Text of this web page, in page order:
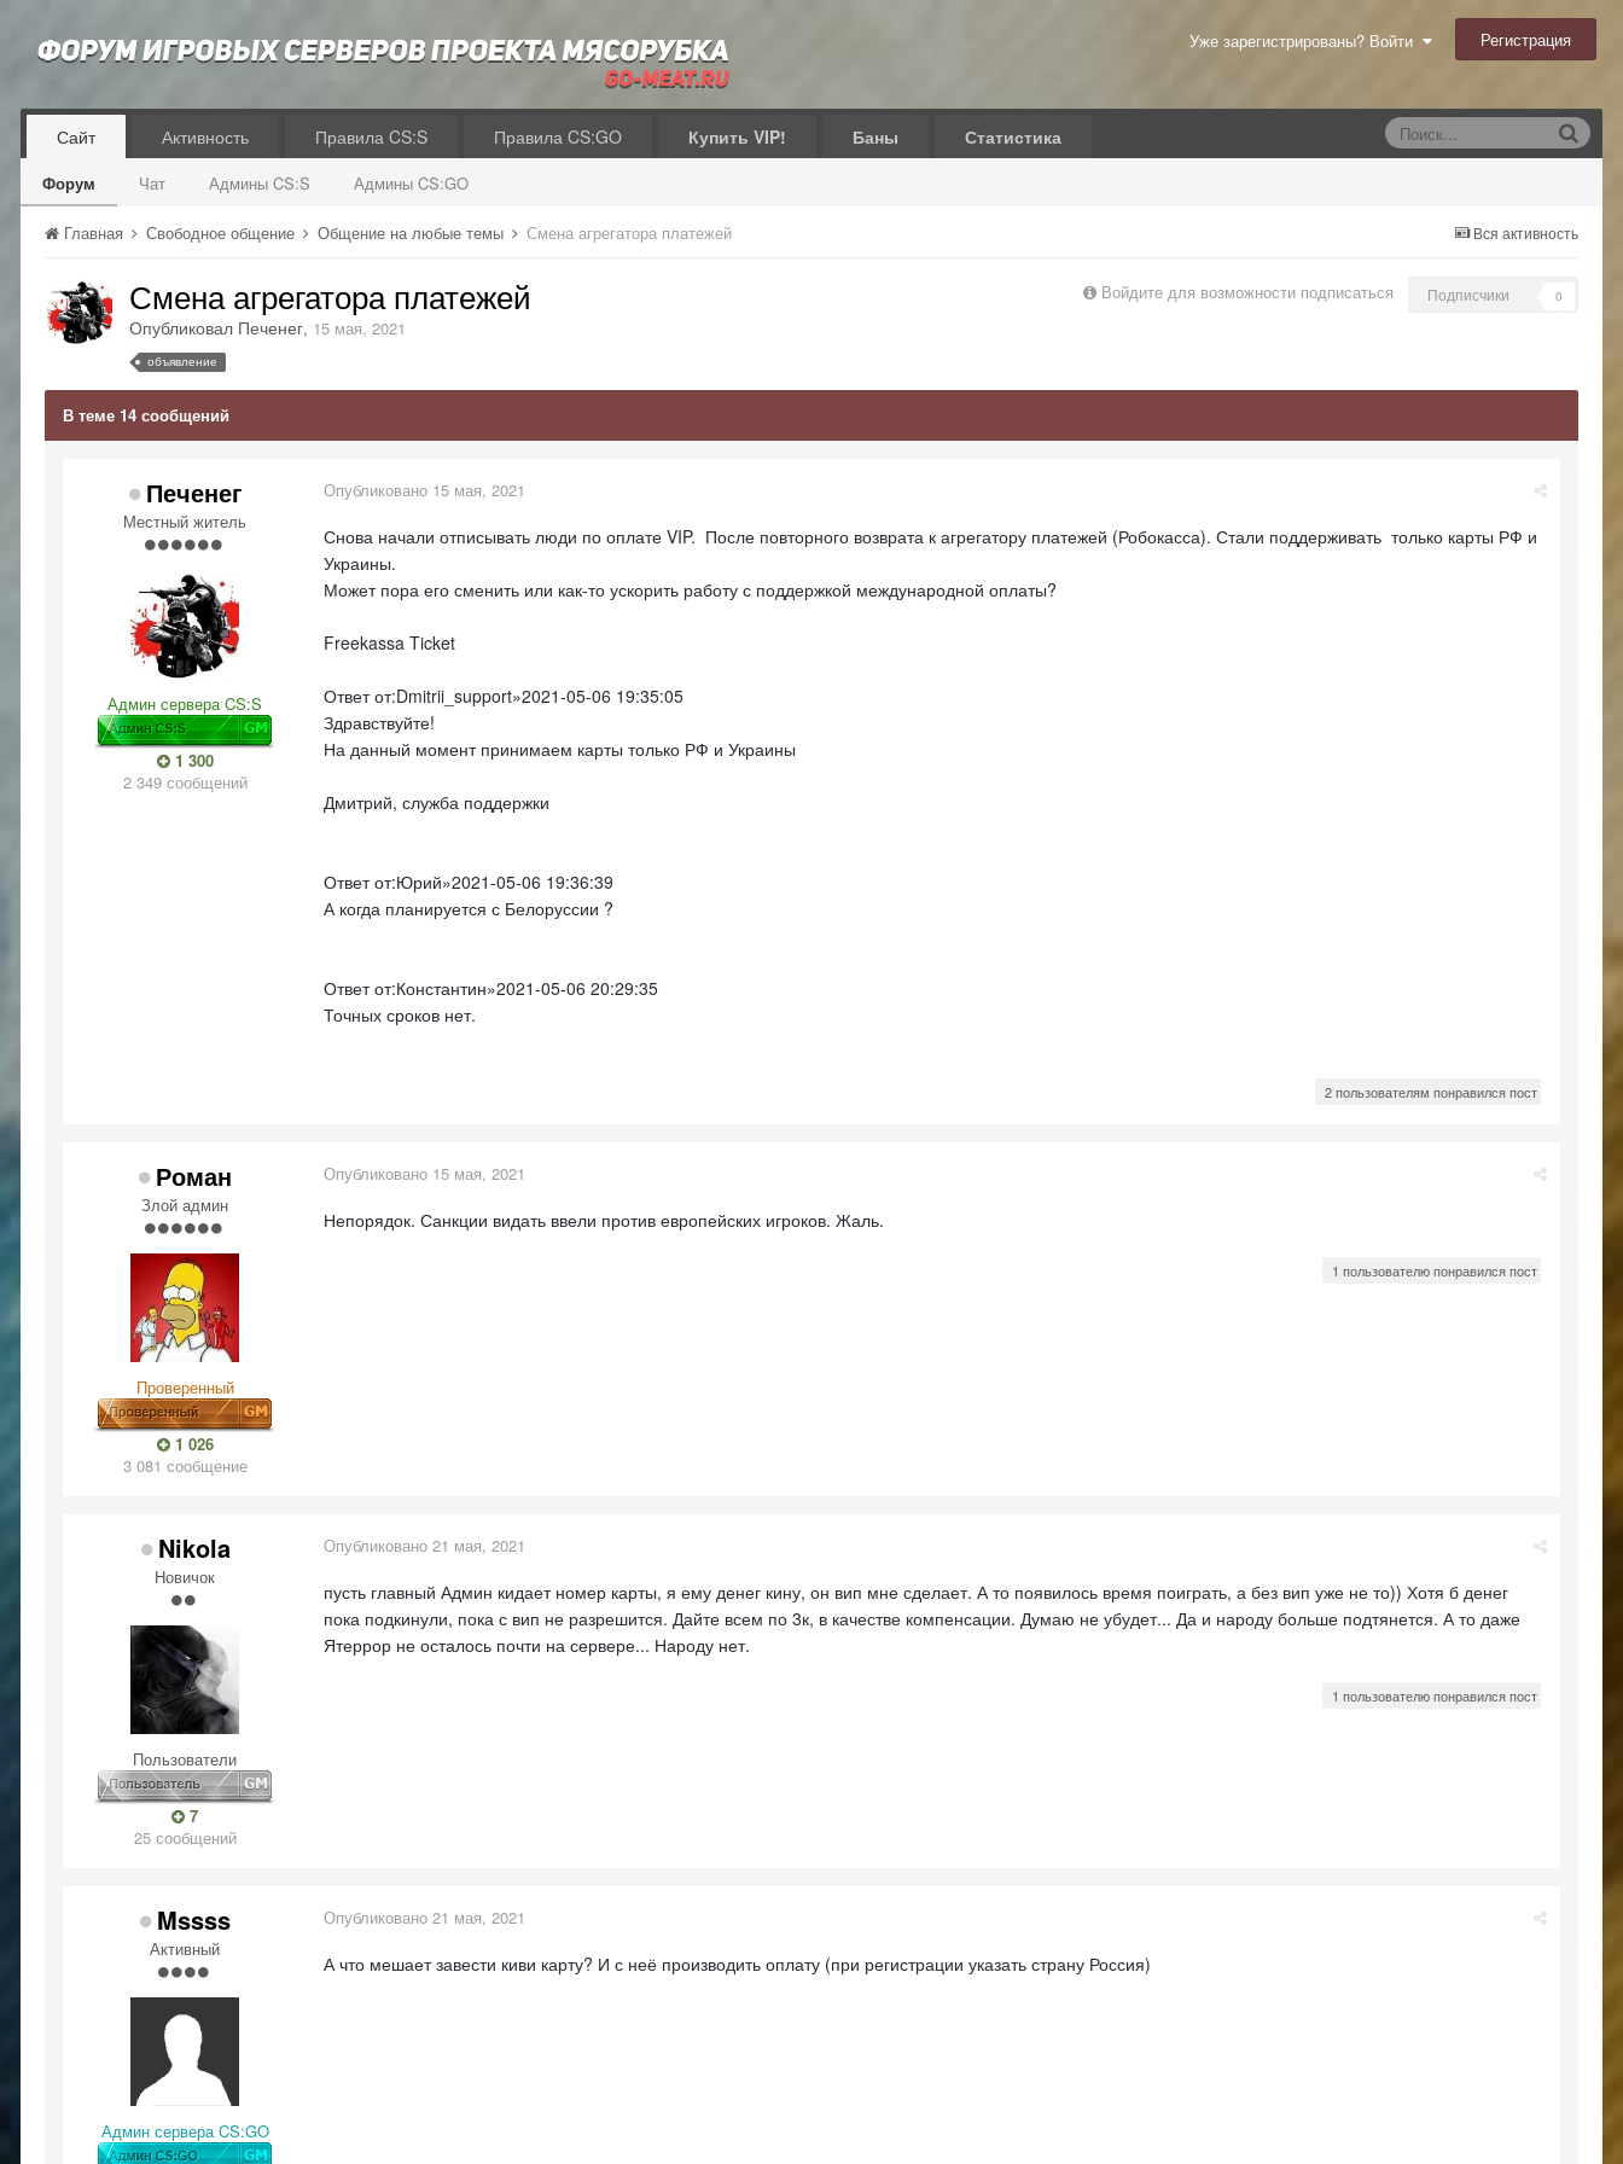
Уже зарегистрированы? Войти Регистрация
Сайт
Форум Чат Админы CS:S Админы CS:GO
Активность Правила CS:S Правила CS:GO Купить VIP! Баны Статистика
Вся активность
Главная Свободное общение Общение на любые темы Смена агрегатора платежей
Войдите для возможности подписаться Подписчики 0
Смена агрегатора платежей
Опубликовал Печенег, 15 мая, 2021
объявление
В теме 14 сообщений
Печенег
Местный житель
Админ сервера CS:S
1 300
2 349 сообщений
Опубликовано 15 мая, 2021
Снова начали отписывать люди по оплате VIP. После повторного возврата к агрегатору платежей (Робокасса). Стали поддерживать только карты РФ и
Украины.
Может пора его сменить или как-то ускорить работу с поддержкой международной оплаты?
Freekassa Ticket
Ответ от:Dmitrii_support»2021-05-06 19:35:05
Здравствуйте!
На данный момент принимаем карты только РФ и Украины
Дмитрий, служба поддержки
Ответ от:Юрий»2021-05-06 19:36:39
А когда планируется с Белоруссии ?
Ответ от:Константин»2021-05-06 20:29:35
Точных сроков нет.
2 пользователям понравился пост
Роман
Злой админ
Проверенный
1 026
3 081 сообщение
Опубликовано 15 мая, 2021
Непорядок. Санкции видать ввели против европейских игроков. Жаль.
1 пользователю понравился пост
Nikola
Новичок
Пользователи
7
25 сообщений
Опубликовано 21 мая, 2021
пусть главный Админ кидает номер карты, я ему денег кину, он вип мне сделает. А то появилось время поиграть, а без вип уже не то)) Хотя б денег
пока подкинули, пока с вип не разрешится. Дайте всем по 3к, в качестве компенсации. Думаю не убудет... Да и народу больше подтянется. А то даже
Ятеррор не осталось почти на сервере... Народу нет.
1 пользователю понравился пост
Mssss
Активный
Админ сервера CS:GO
Опубликовано 21 мая, 2021
А что мешает завести киви карту? И с неё производить оплату (при регистрации указать страну Россия)